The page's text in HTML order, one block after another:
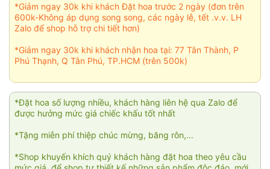
*Giảm ngay 30k khi khách Đặt hoa trước 2 ngày (đơn trên
600k-Không áp dụng song song, các ngày lễ, tết .v.v. LH
Zalo để shop hỗ trợ chi tiết hơn)
*Giảm ngay 30k khi khách nhận hoa tại: 77 Tân Thành, P
Phú Thạnh, Q Tân Phú, TP.HCM (trên 500k)
*Đặt hoa số lượng nhiều, khách hàng liên hệ qua Zalo để
được hưởng mức giá chiếc khấu tốt nhất
*Tặng miễn phí thiệp chúc mừng, băng rôn,...
*Shop khuyến khích quý khách hàng đặt hoa theo yêu cầu